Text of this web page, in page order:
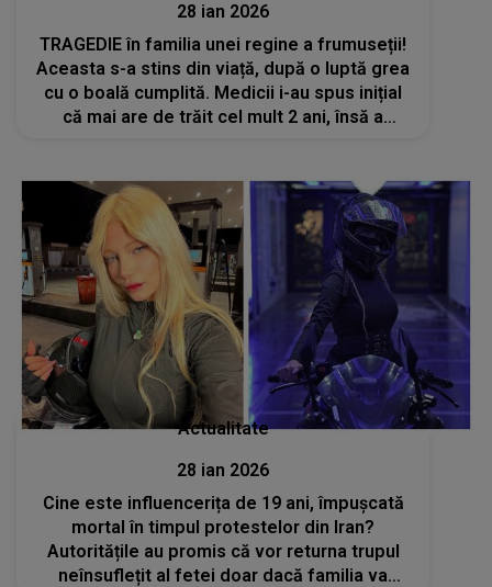
28 ian 2026
TRAGEDIE în familia unei regine a frumuseții!
Aceasta s-a stins din viață, după o luptă grea
cu o boală cumplită. Medicii i-au spus inițial
că mai are de trăit cel mult 2 ani, însă a
Actualitate
28 ian 2026
Cine este influencerița de 19 ani, împușcată
mortal în timpul protestelor din Iran?
Autoritățile au promis că vor returna trupul
neînsuflețit al fetei doar dacă familia va